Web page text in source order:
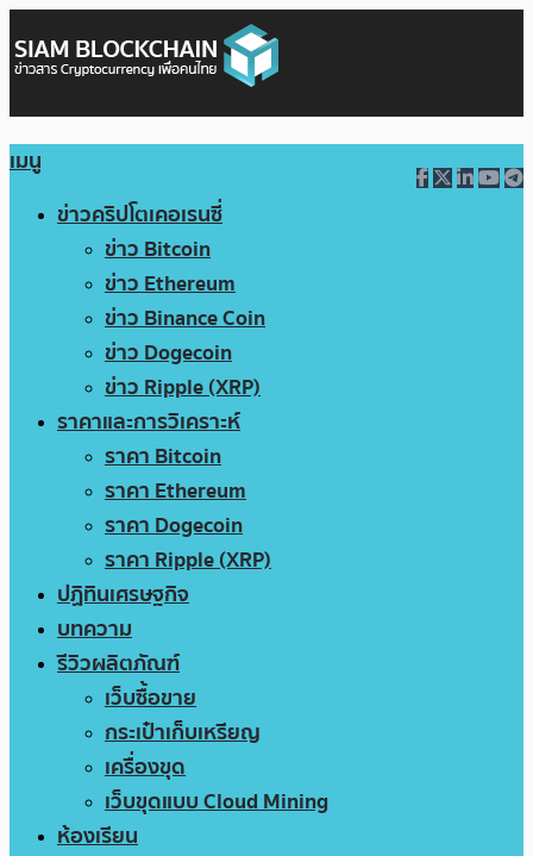
เมนู
ข่าวคริปโตเคอเรนซี่
ข่าว Bitcoin
ข่าว Ethereum
ข่าว Binance Coin
ข่าว Dogecoin
ข่าว Ripple (XRP)
ราคาและการวิเคราะห์
ราคา Bitcoin
ราคา Ethereum
ราคา Dogecoin
ราคา Ripple (XRP)
ปฏิทินเศรษฐกิจ
บทความ
รีวิวผลิตภัณฑ์
เว็บซื้อขาย
กระเป๋าเก็บเหรียญ
เครื่องขุด
เว็บขุดแบบ Cloud Mining
ห้องเรียน